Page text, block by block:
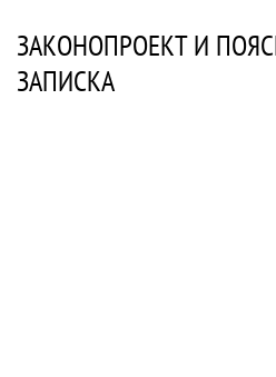
ЗАКОНОПРОЕКТ И
ЗАПИСКА